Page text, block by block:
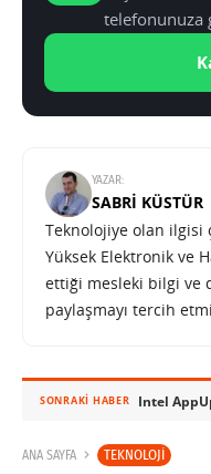
telefonunuza
YAZAR:
SABRI KÜSTÜR
Teknolojiye olan ilgisi
Yüksek Elektronik ve
ettiği mesleki bilgi ve
paylaşmayı tercih
SONRAKI HABER Intel
ANA SAYFA TEKNOLOJI